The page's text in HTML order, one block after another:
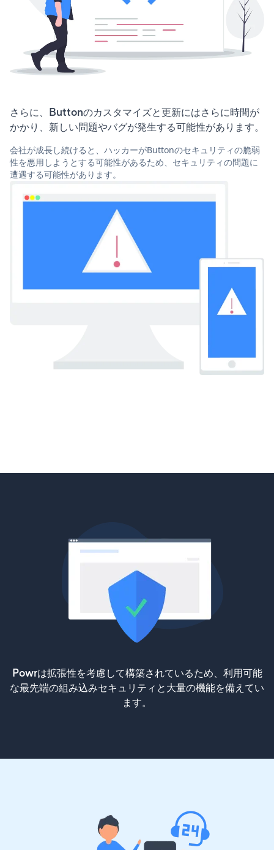
さらに、Buttonのカスタマイズと更新にはさらに時間が
かかり、新しい問題やバグが発生する可能性があります。
会社が成長し続けると、ハッカーがButtonのセキュリティの脆弱
性を悪用しようとする可能性があるため、セキュリティの問題に
遭遇する可能性があります。
Powrは拡張性を考慮して構築されているため、利用可能
な最先端の組み込みセキュリティと大量の機能を備えてい
ます。